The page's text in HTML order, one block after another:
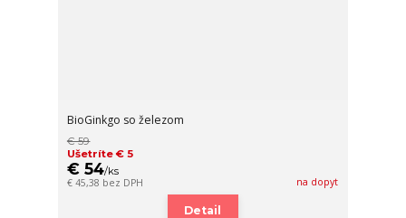
BioGinkgo so železom
€ 59
Ušetríte € 5
€ 54/ks
€ 45,38 bez DPH na dopyt
Detail